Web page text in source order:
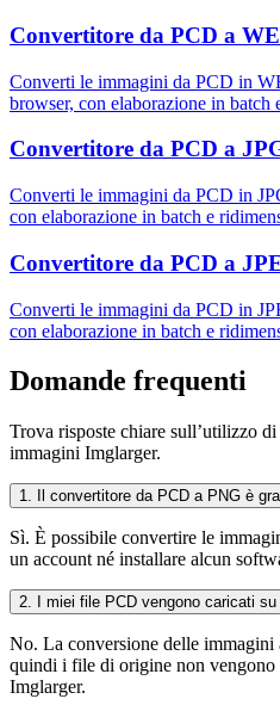
Convertitore da PCD a
Converti le immagini da PCD in
browser, con elaborazione in batch
Convertitore da PCD a
Converti le immagini da PCD in
con elaborazione in batch e
Convertitore da PCD a
Converti le immagini da PCD in
con elaborazione in batch e
Domande frequenti
Trova risposte chiare sull’utilizzo
immagini Imglarger.
1. Il convertitore da PCD a PNG è
Sì. È possibile convertire le
un account né installare alcun
2. I miei file PCD vengono caricati
No. La conversione delle immagini
quindi i file di origine non vengono
Imglarger.